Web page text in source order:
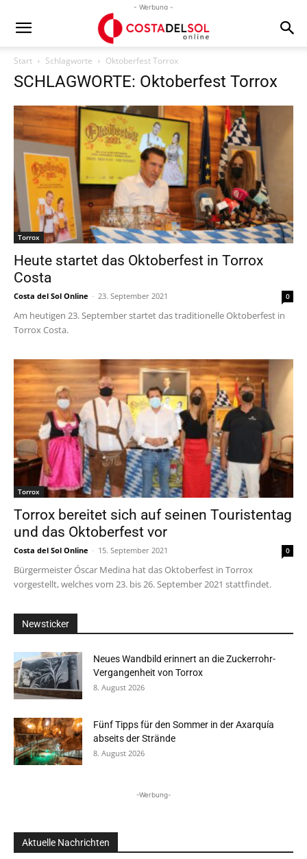
- Werbung -
Start Schlagworte Oktoberfest Torrox
SCHLAGWORTE: Oktoberfest Torrox
Torrox
Heute startet das Oktoberfest in Torrox
Costa
Costa del Sol Online - 23. September 2021 0
Am heutigen 23. September startet das traditionelle Oktoberfest in
Torrox Costa.
Torrox
Torrox bereitet sich auf seinen Touristentag
und das Oktoberfest vor
Costa del Sol Online - 15. September 2021 0
Bürgermeister Óscar Medina hat das Oktoberfest in Torrox
vorgestellt, welches vom 23. bis 26. September 2021 stattfindet.
Newsticker
Neues Wandbild erinnert an die Zuckerrohr-
Vergangenheit von Torrox
8. August 2026
Fünf Tipps für den Sommer in der Axarquía
abseits der Strände
8. August 2026
-Werbung-
Aktuelle Nachrichten